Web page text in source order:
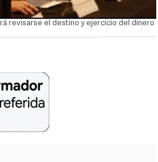
revisarse el destino y ejercicio del dinero